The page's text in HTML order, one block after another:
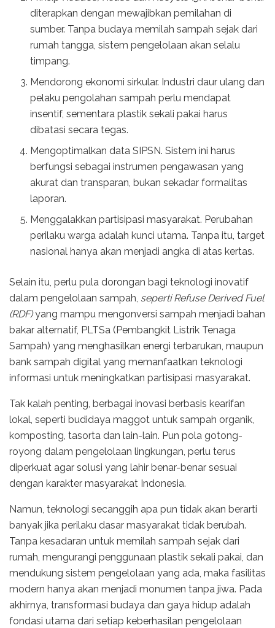
diterapkan dengan mewajibkan pemilahan di
sumber. Tanpa budaya memilah sampah sejak dari
rumah tangga, sistem pengelolaan akan selalu
timpang.
Mendorong ekonomi sirkular. Industri daur ulang dan
pelaku pengolahan sampah perlu mendapat
insentif, sementara plastik sekali pakai harus
dibatasi secara tegas.
Mengoptimalkan data SIPSN. Sistem ini harus
berfungsi sebagai instrumen pengawasan yang
akurat dan transparan, bukan sekadar formalitas
laporan.
Menggalakkan partisipasi masyarakat. Perubahan
perilaku warga adalah kunci utama. Tanpa itu, target
nasional hanya akan menjadi angka di atas kertas.
Selain itu, perlu pula dorongan bagi teknologi inovatif
dalam pengelolaan sampah, seperti Refuse Derived Fuel
(RDF)yang mampu mengonversi sampah menjadi bahan
bakar alternatif, PLTSa (Pembangkit Listrik Tenaga
Sampah) yang menghasilkan energi terbarukan, maupun
bank sampah digital yang memanfaatkan teknologi
informasi untuk meningkatkan partisipasi masyarakat.
Tak kalah penting, berbagai inovasi berbasis kearifan
lokal, seperti budidaya maggot untuk sampah organik,
komposting, tasorta dan lain-lain. Pun pola gotong-
royong dalam pengelolaan lingkungan, perlu terus
diperkuat agar solusi yang lahir benar-benar sesuai
dengan karakter masyarakat Indonesia.
Namun, teknologi secanggih apa pun tidak akan berarti
banyak jika perilaku dasar masyarakat tidak berubah.
Tanpa kesadaran untuk memilah sampah sejak dari
rumah, mengurangi penggunaan plastik sekali pakai, dan
mendukung sistem pengelolaan yang ada, maka fasilitas
modern hanya akan menjadi monumen tanpa jiwa. Pada
akhirnya, transformasi budaya dan gaya hidup adalah
fondasi utama dari setiap keberhasilan pengelolaan